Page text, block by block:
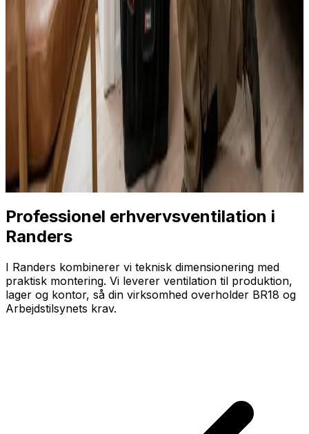
Professionel erhvervsventilation i
Randers
I Randers kombinerer vi teknisk dimensionering med
praktisk montering. Vi leverer ventilation til produktion,
lager og kontor, så din virksomhed overholder BR18 og
Arbejdstilsynets krav.